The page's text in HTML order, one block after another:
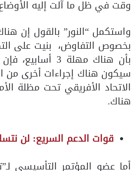
وقت في ظل ما آلت إليه
واستكمل “النور” بالقول إن
بخصوص التفاوض، بنيت على
بأن هناك
سيكون هناك إجراءات أخرى من
الاتحاد الأفريقي تحت مظلة
هناك.
قوات الدعم السريع: لن
أما عضو المؤتمر التأسيسي